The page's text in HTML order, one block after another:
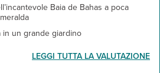
Baia de Bahas a poca
in un grande giardino
LEGGI TUTTA LA VALUTAZIONE